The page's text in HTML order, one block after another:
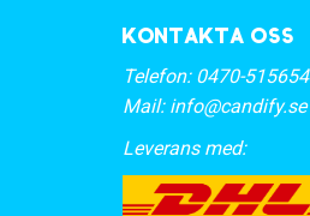
Kontakta oss
Telefon: 0470-515654
Mail: info@candify.se
Leverans med: